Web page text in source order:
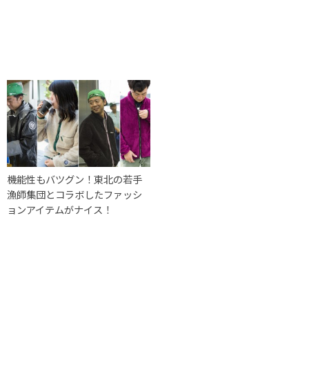
機能性もバツグン！東北の若手
漁師集団とコラボしたファッシ
ョンアイテムがナイス！